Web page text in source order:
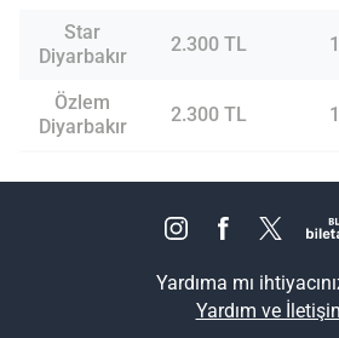
Star
Diyarbakır
2.300 TL 1
Özlem
Diyarbakır
2.300 TL 1
Yardıma mı
Yardım ve